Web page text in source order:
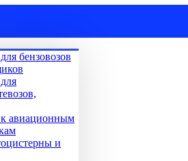
бензовозов
к авиационным
и